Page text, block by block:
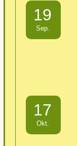
19
Sep.
17
Okt.